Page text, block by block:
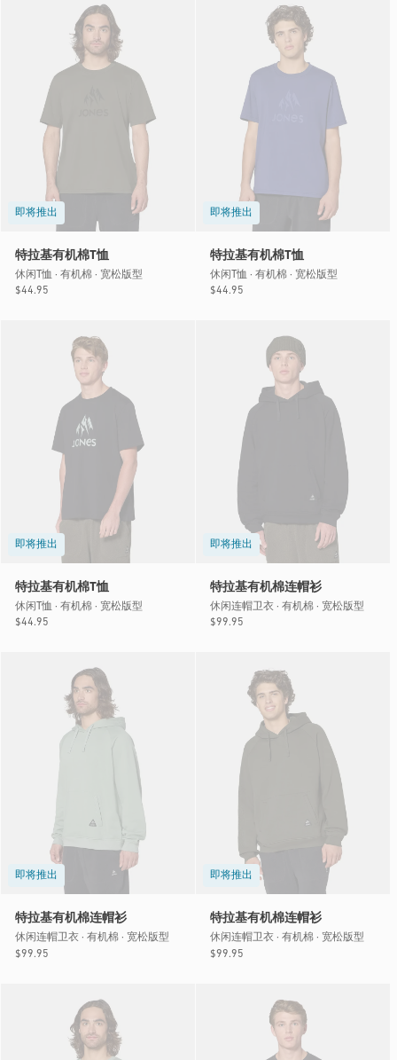
即将推出
特拉基有机棉T恤
休闲T恤 · 有机棉 · 宽松版型
常
$44.95
即将推出
特拉基有机棉T恤
休闲T恤 · 有机棉 · 宽松版型
常
$44.95
即将推出
特拉基有机棉T恤
休闲T恤 · 有机棉 · 宽松版型
常
$44.95
即将推出
特拉基有机棉连帽衫
休闲连帽卫衣 · 有机棉 · 宽松版型
常
$99.95
即将推出
特拉基有机棉连帽衫
休闲连帽卫衣 · 有机棉 · 宽松版型
常
$99.95
即将推出
特拉基有机棉连帽衫
休闲连帽卫衣 · 有机棉 · 宽松版型
常
$99.95